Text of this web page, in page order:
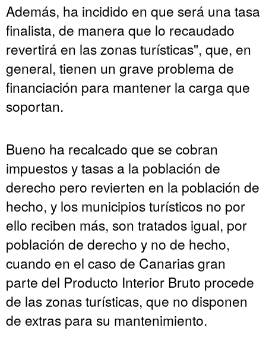
Además, ha incidido en que será una tasa
finalista, de manera que lo recaudado
revertirá en las zonas turísticas", que, en
general, tienen un grave problema de
financiación para mantener la carga que
soportan.
Bueno ha recalcado que se cobran
impuestos y tasas a la población de
derecho pero revierten en la población de
hecho, y los municipios turísticos no por
ello reciben más, son tratados igual, por
población de derecho y no de hecho,
cuando en el caso de Canarias gran
parte del Producto Interior Bruto procede
de las zonas turísticas, que no disponen
de extras para su mantenimiento.